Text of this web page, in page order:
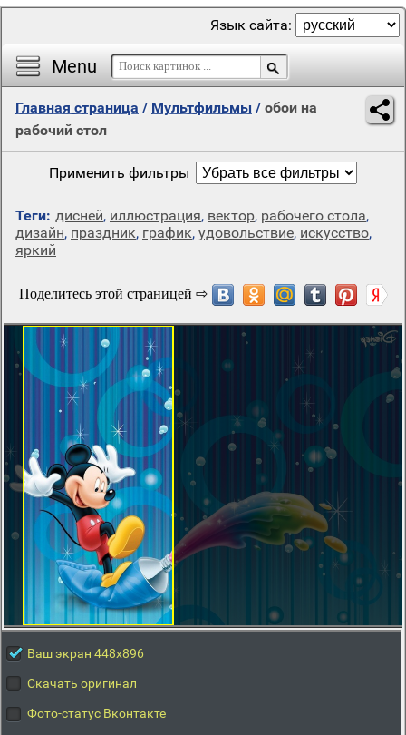
Menu
Язык сайта:
Главная страница / Мультфильмы / обои на
рабочий стол
Применить фильтры
Теги: дисней, иллюстрация, вектор, рабочего стола,
дизайн, праздник, график, удовольствие, искусство,
яркий
Ваш экран 448x896
Скачать оригинал
Фото-статус Вконтакте